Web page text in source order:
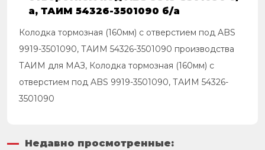
а, ТАИМ 54326-3501090 б/а
Колодка тормозная (160мм) с отверстием под ABS
9919-3501090, ТАИМ 54326-3501090 производства
ТАИМ для МАЗ, Колодка тормозная (160мм) с
отверстием под ABS 9919-3501090, ТАИМ 54326-
3501090
Недавно просмотренные: